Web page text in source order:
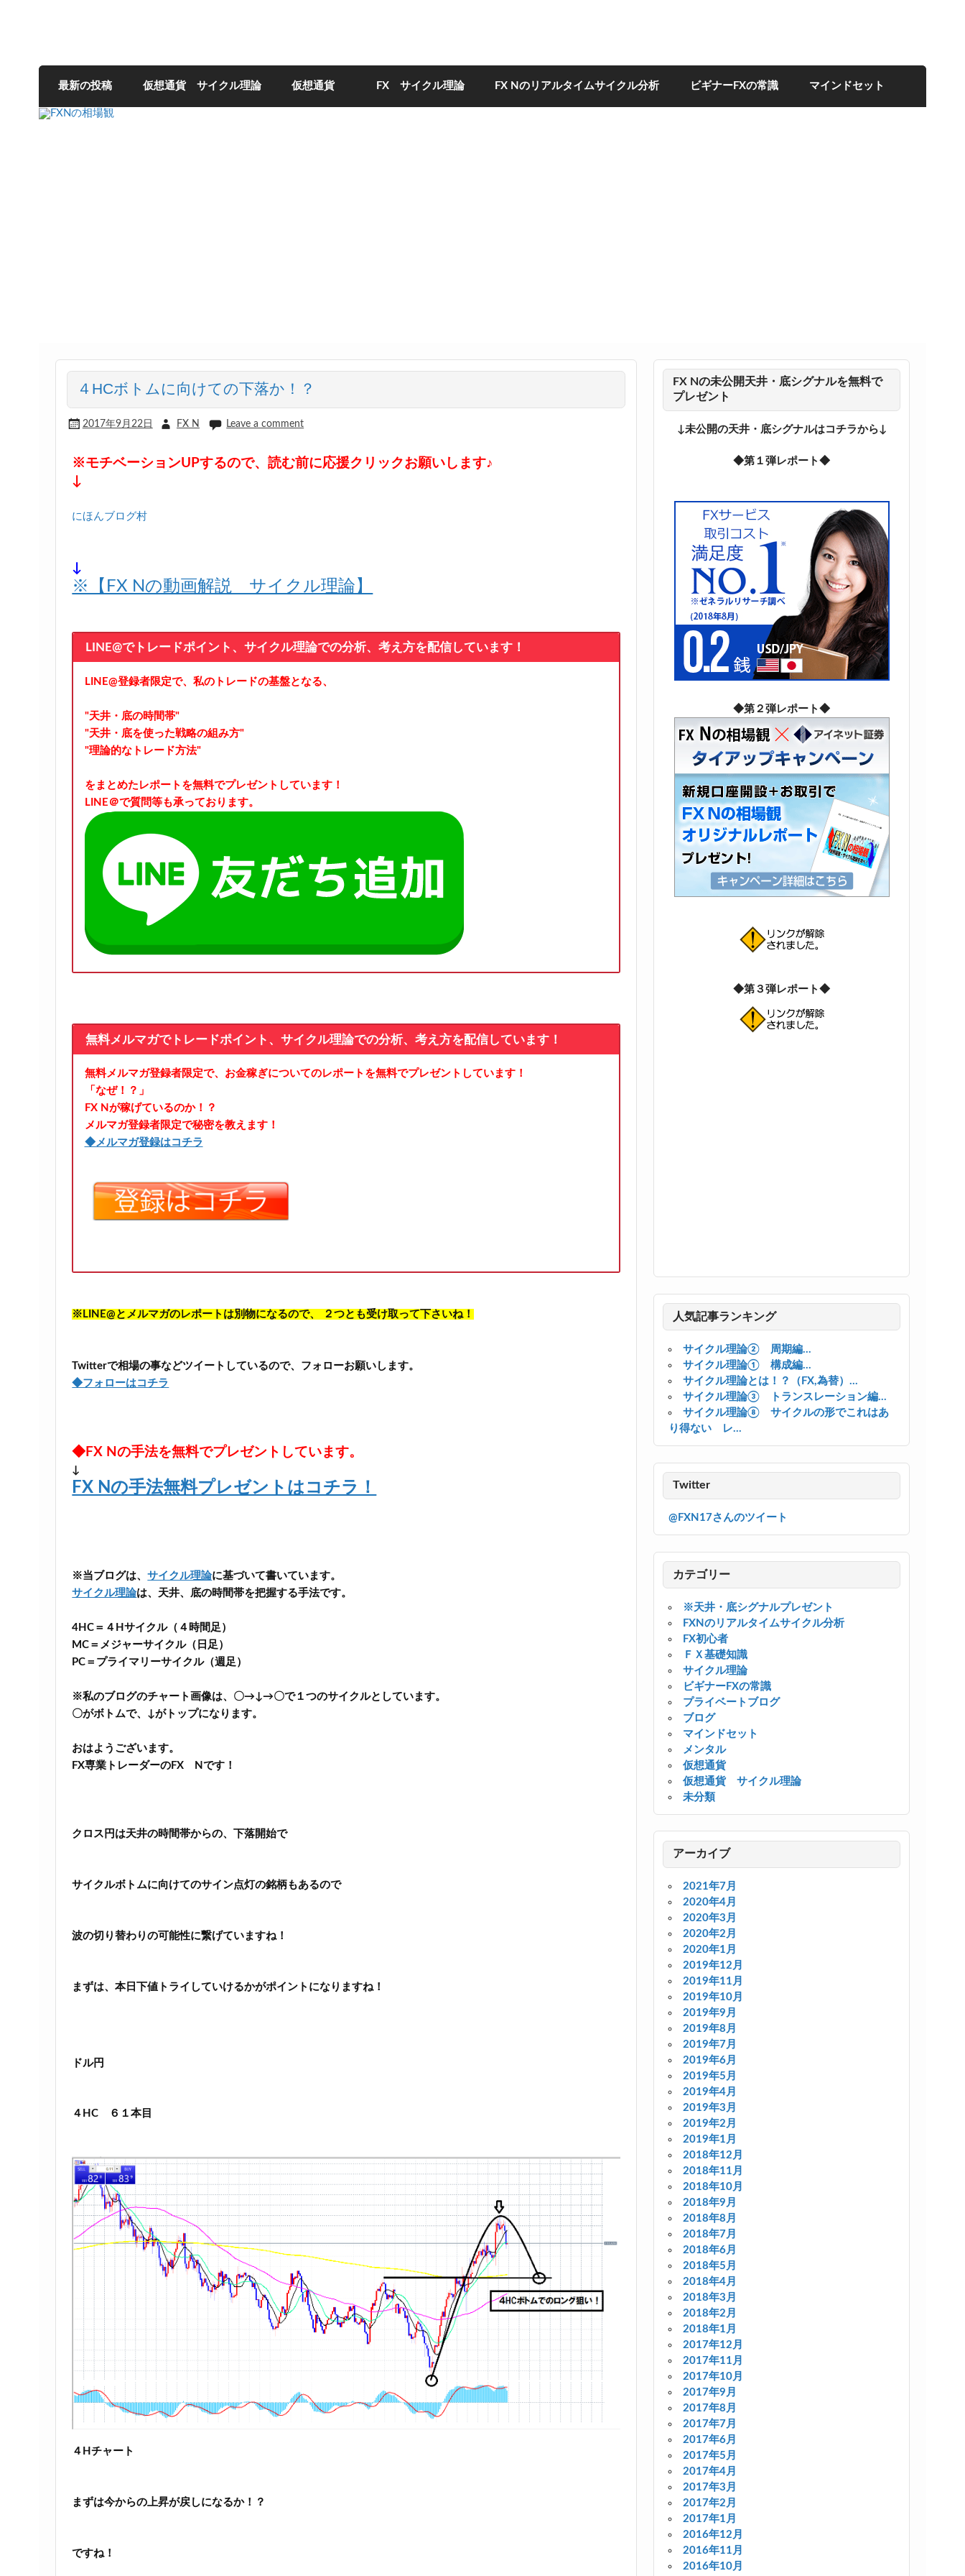
FXNの相場観
最新の投稿 仮想通貨 サイクル理論 仮想通貨 FX サイクル理論 FX Nのリアルタイムサイクル分析 ビギナーFXの常識 マインドセット
４HCボトムに向けての下落か！？
2017年9月22日 FX N Leave a comment
※モチベーションUPするので、読む前に応援クリックお願いします♪
↓
にほんブログ村
↓
※【FX Nの動画解説 サイクル理論】
LINE@でトレードポイント、サイクル理論での分析、考え方を配信しています！
LINE@登録者限定で、私のトレードの基盤となる、
"天井・底の時間帯"
"天井・底を使った戦略の組み方"
"理論的なトレード方法"
をまとめたレポートを無料でプレゼントしています！
LINE＠で質問等も承っております。
無料メルマガでトレードポイント、サイクル理論での分析、考え方を配信しています！
無料メルマガ登録者限定で、お金稼ぎについてのレポートを無料でプレゼントしています！
「なぜ！？」
FX Nが稼げているのか！？
メルマガ登録者限定で秘密を教えます！
◆メルマガ登録はコチラ
※LINE@とメルマガのレポートは別物になるので、 ２つとも受け取って下さいね！
Twitterで相場の事などツイートしているので、フォローお願いします。
◆フォローはコチラ
◆FX Nの手法を無料でプレゼントしています。
↓
FX Nの手法無料プレゼントはコチラ！
※当ブログは、サイクル理論に基づいて書いています。
サイクル理論は、天井、底の時間帯を把握する手法です。
4HC＝４Hサイクル（４時間足）
MC＝メジャーサイクル（日足）
PC＝プライマリーサイクル（週足）
※私のブログのチャート画像は、〇→↓→〇で１つのサイクルとしています。
〇がボトムで、↓がトップになります。
おはようございます。
FX専業トレーダーのFX Nです！
クロス円は天井の時間帯からの、下落開始で
サイクルボトムに向けてのサイン点灯の銘柄もあるので
波の切り替わりの可能性に繋げていますね！
まずは、本日下値トライしていけるかがポイントになりますね！
ドル円
４HC ６１本目
４Hチャート
まずは今からの上昇が戻しになるか！？
ですね！
FX Nの未公開天井・底シグナルを無料で
プレゼント
↓未公開の天井・底シグナルはコチラから↓
◆第１弾レポート◆
◆第２弾レポート◆
◆第３弾レポート◆
人気記事ランキング
サイクル理論② 周期編...
サイクル理論① 構成編...
サイクル理論とは！？（FX,為替）...
サイクル理論③ トランスレーション編...
サイクル理論⑧ サイクルの形でこれはあ
り得ない レ...
Twitter
@FXN17さんのツイート
カテゴリー
※天井・底シグナルプレゼント
FXNのリアルタイムサイクル分析
FX初心者
ＦＸ基礎知識
サイクル理論
ビギナーFXの常識
プライベートブログ
ブログ
マインドセット
メンタル
仮想通貨
仮想通貨 サイクル理論
未分類
アーカイブ
2021年7月
2020年4月
2020年3月
2020年2月
2020年1月
2019年12月
2019年11月
2019年10月
2019年9月
2019年8月
2019年7月
2019年6月
2019年5月
2019年4月
2019年3月
2019年2月
2019年1月
2018年12月
2018年11月
2018年10月
2018年9月
2018年8月
2018年7月
2018年6月
2018年5月
2018年4月
2018年3月
2018年2月
2018年1月
2017年12月
2017年11月
2017年10月
2017年9月
2017年8月
2017年7月
2017年6月
2017年5月
2017年4月
2017年3月
2017年2月
2017年1月
2016年12月
2016年11月
2016年10月